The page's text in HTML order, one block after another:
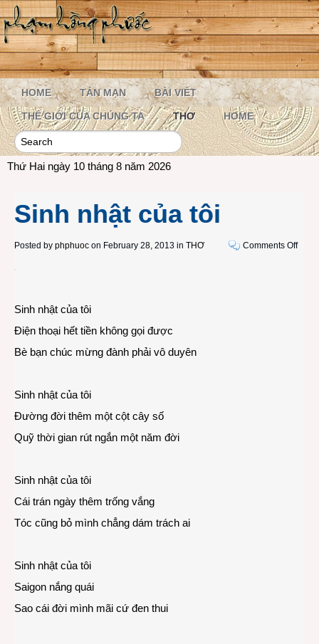
HOME TẢN MẠN BÀI VIẾT
THẾ GIỚI CỦA CHÚNG TA THƠ HOME
Thứ Hai ngày 10 tháng 8 năm 2026
Sinh nhật của tôi
Posted by phphuoc on February 28, 2013 in THƠ Comments Offon
Sinh nhật của tôi
Điện thoại hết tiền không gọi được
Bè bạn chúc mừng đành phải vô duyên
Sinh nhật của tôi
Đường đời thêm một cột cây số
Quỹ thời gian rút ngắn một năm đời
Sinh nhật của tôi
Cái trán ngày thêm trống vắng
Tóc cũng bỏ mình chẳng dám trách ai
Sinh nhật của tôi
Saigon nắng quái
Sao cái đời mình mãi cứ đen thui